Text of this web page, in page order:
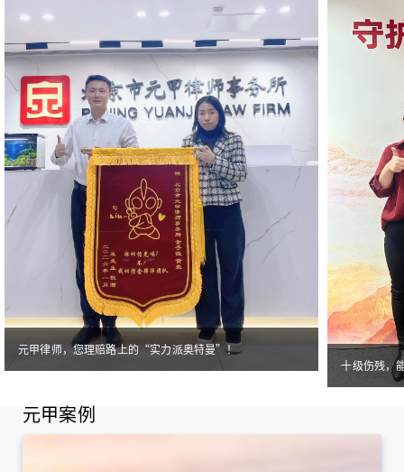
元甲律师，您理赔路上的“实力派奥特曼”！
十级伤残，
元甲案例